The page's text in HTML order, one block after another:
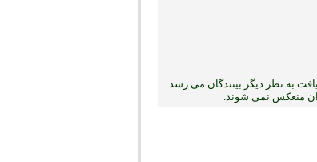
به نظر دیگر بینندگان می رسد.
منعکس نمی ‏شوند.